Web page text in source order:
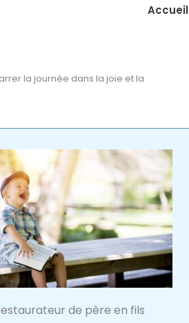
Accueil
la journée dans la joie et la
de père en fils